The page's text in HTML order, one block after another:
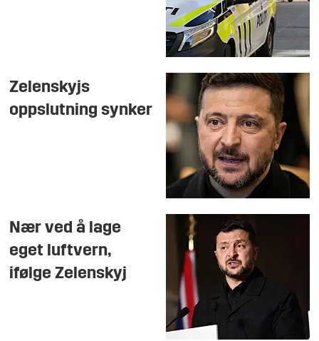
Zelenskyjs
oppslutning synker
Nær ved å lage
eget luftvern,
ifølge Zelenskyj